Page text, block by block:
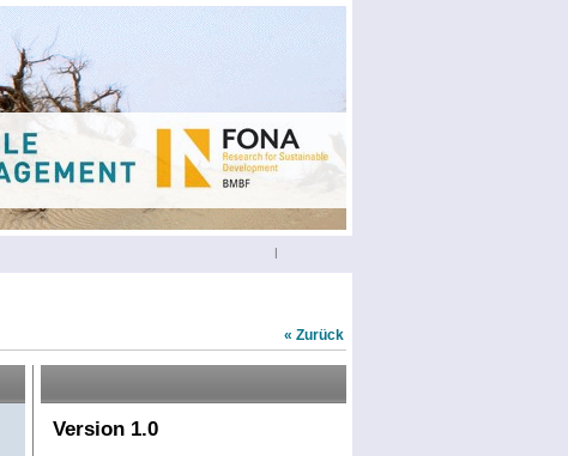
|
« Zurück
Version 1.0